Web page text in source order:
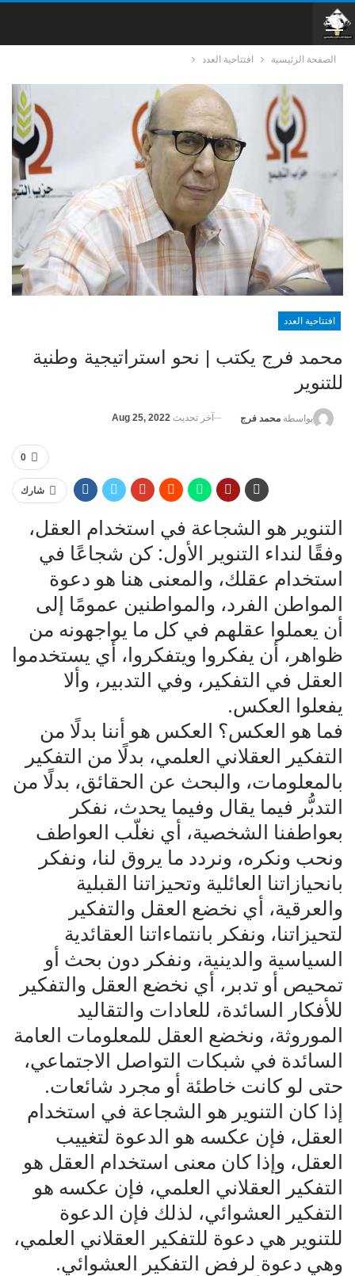
الصفحة الرئيسية افتتاحية العدد
افتتاحية العدد
محمد فرج يكتب | نحو استراتيجية وطنية
للتنوير
بواسطة محمد فرج آخر تحديث Aug 25, 2022
0
شارك
التنوير هو الشجاعة في استخدام العقل،
وفقًا لنداء التنوير الأول: كن شجاعًا في
استخدام عقلك، والمعنى هنا هو دعوة
المواطن الفرد، والمواطنين عمومًا إلى
أن يعملوا عقلهم في كل ما يواجهونه من
ظواهر، أن يفكروا ويتفكروا، أي يستخدموا
العقل في التفكير، وفي التدبير، وألا
يفعلوا العكس.
فما هو العكس؟ العكس هو أننا بدلًا من
التفكير العقلاني العلمي، بدلًا من التفكير
بالمعلومات، والبحث عن الحقائق، بدلًا من
التدبُّر فيما يقال وفيما يحدث، نفكر
بعواطفنا الشخصية، أي نغلّب العواطف
ونحب ونكره، ونردد ما يروق لنا، ونفكر
بانحيازاتنا العائلية وتحيزاتنا القبلية
والعرقية، أي نخضع العقل والتفكير
لتحيزاتنا، ونفكر بانتماءاتنا العقائدية
السياسية والدينية، ونفكر دون بحث أو
تمحيص أو تدبر، أي نخضع العقل والتفكير
للأفكار السائدة، للعادات والتقاليد
الموروثة، ونخضع العقل للمعلومات العامة
السائدة في شبكات التواصل الاجتماعي،
حتى لو كانت خاطئة أو مجرد شائعات.
إذا كان التنوير هو الشجاعة في استخدام
العقل، فإن عكسه هو الدعوة لتغييب
العقل، وإذا كان معنى استخدام العقل هو
التفكير العقلاني العلمي، فإن عكسه هو
التفكير العشوائي، لذلك فإن الدعوة
للتنوير هي دعوة للتفكير العقلاني العلمي،
وهي دعوة لرفض التفكير العشوائي.